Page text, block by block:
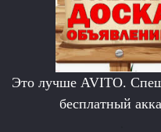
Это лучше AVITO.
бесплатный